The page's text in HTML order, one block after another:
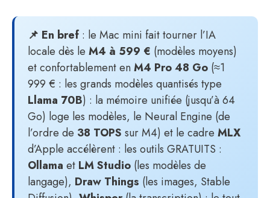
📌 En bref : le Mac mini fait tourner l’IA
locale dès le M4 à 599 € (modèles moyens)
et confortablement enM4 Pro 48 Go (≈1
999 € : les grands modèles quantisés type
Llama 70B) : la mémoire unifiée (jusqu’à 64
Go) loge les modèles, le Neural Engine (de
l’ordre de 38 TOPS sur M4) et le cadre MLX
d’Apple accélèrent : les outils GRATUITS :
Ollama et LM Studio (les modèles de
langage), Draw Things (les images, Stable